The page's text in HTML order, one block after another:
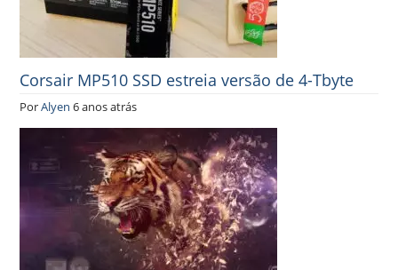
Corsair MP510 SSD estreia versão de 4-Tbyte
PorAlyen 6 anos atrás